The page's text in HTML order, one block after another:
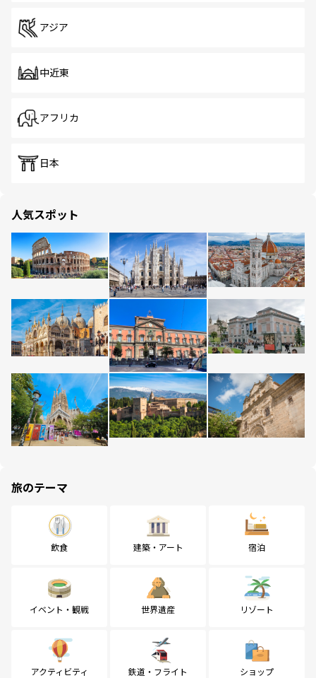
アジア
中近東
アフリカ
日本
人気スポット
旅のテーマ
飲食 建築・アート 宿泊
イベント・観戦 世界遺産 リゾート
アクティビティ 鉄道・フライト ショップ